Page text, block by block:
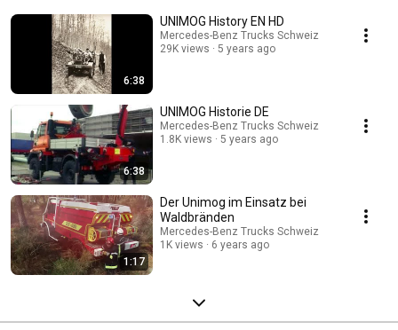
6:38
UNIMOG History EN HD
Mercedes-Benz Trucks Schweiz
29K views
5 years ago
6:38
UNIMOG Historie DE
Mercedes-Benz Trucks Schweiz
1.8K views
5 years ago
1:17
Der Unimog im Einsatz bei
Waldbränden
Mercedes-Benz Trucks Schweiz
1K views
6 years ago